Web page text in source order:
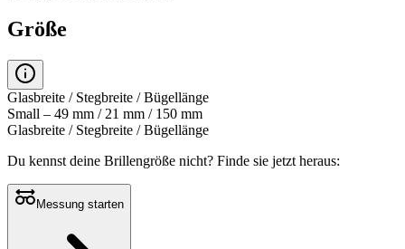
Größe
Glasbreite / Stegbreite / Bügellänge
Small – 49 mm / 21 mm / 150 mm
Glasbreite / Stegbreite / Bügellänge
Du kennst deine Brillengröße nicht? Finde sie jetzt heraus:
Messung starten